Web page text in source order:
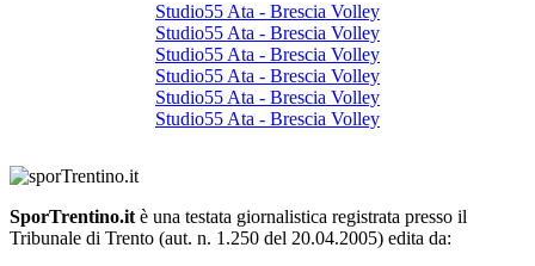
Studio55 Ata - Brescia Volley
Studio55 Ata - Brescia Volley
Studio55 Ata - Brescia Volley
Studio55 Ata - Brescia Volley
Studio55 Ata - Brescia Volley
Studio55 Ata - Brescia Volley
SporTrentino.it è una testata giornalistica registrata presso il
Tribunale di Trento (aut. n. 1.250 del 20.04.2005) edita da: